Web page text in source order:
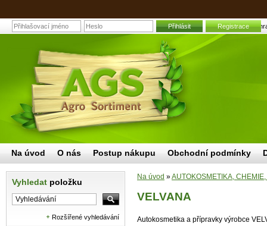
VELVANA |
Přihlásit Registrace
Vyhledat položku
Rozšířené vyhledávání
Na úvod »AUTOKOSMETIKA,
VELVANA
Autokosmetika a přípravky výrobce
Na úvod O nás Postup nákupu Obchodní podmínky